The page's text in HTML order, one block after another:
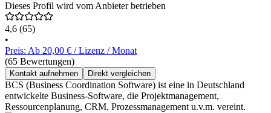
Dieses Profil wird vom Anbieter betrieben
4,6 (65)
•
Preis: Ab 20,00 € / Lizenz / Monat
(65 Bewertungen)
Kontakt aufnehmen Direkt vergleichen
BCS (Business Coordination Software) ist eine in Deutschland
entwickelte Business-Software, die Projektmanagement,
Ressourcenplanung, CRM, Prozessmanagement u.v.m. vereint.